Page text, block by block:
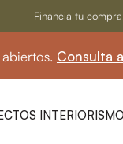
Financia tu
Consulta aquí
INTERIORISMO